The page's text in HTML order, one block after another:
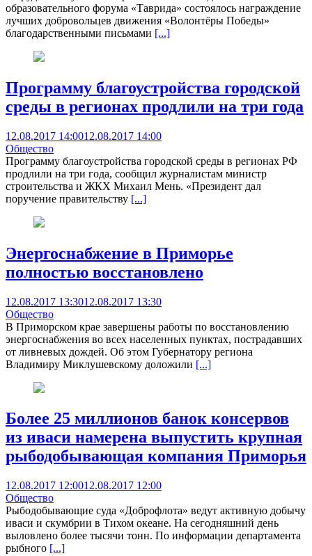
образовательного форума «Таврида» состоялось награждение
лучших добровольцев движения «Волонтёры Победы»
благодарственными письмами [...]
Программу благоустройства городской
среды в регионах продлили на три года
12.08.2017 14:0012.08.2017 14:00
Общество
Программу благоустройства городской среды в регионах РФ
продлили на три года, сообщил журналистам министр
строительства и ЖКХ Михаил Мень. «Президент дал
поручение правительству [...]
Энергоснабжение в Приморье
полностью восстановлено
12.08.2017 13:3012.08.2017 13:30
Общество
В Приморском крае завершены работы по восстановлению
энергоснабжения во всех населенных пунктах, пострадавших
от ливневых дождей. Об этом Губернатору региона
Владимиру Миклушевскому доложили [...]
Более 25 миллионов банок консервов
из иваси намерена выпустить крупная
рыбодобывающая компания Приморья
12.08.2017 12:0012.08.2017 12:00
Общество
Рыбодобывающие суда «Доброфлота» ведут активную добычу
иваси и скумбрии в Тихом океане. На сегодняшний день
выловлено более тысячи тонн. По информации департамента
рыбного [...]